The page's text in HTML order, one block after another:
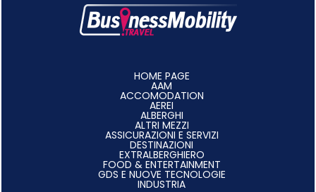
HOME PAGE
AAM
ACCOMODATION
AEREI
ALBERGHI
ALTRI MEZZI
ASSICURAZIONI E SERVIZI
DESTINAZIONI
EXTRALBERGHIERO
FOOD & ENTERTAINMENT
GDS E NUOVE TECNOLOGIE
INDUSTRIA